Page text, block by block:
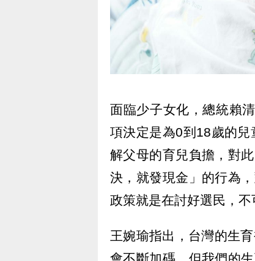
面臨少子女化，總統賴
項決定是為0到18歲的
解父母的育兒負擔，對
決，就發現金」的行為
政策就是在討好選民，不
王婉瑜指出，台灣的生
會不斷加碼，但我們的